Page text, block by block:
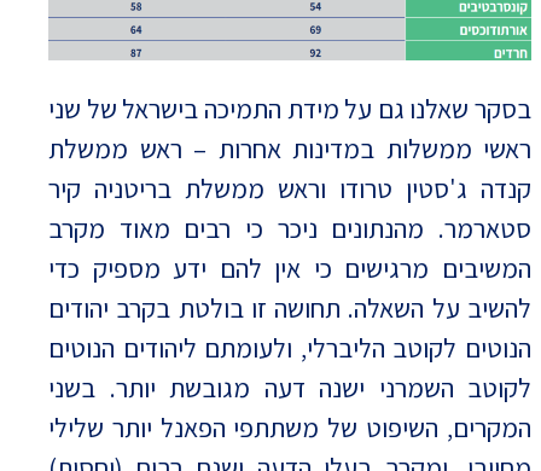
בסקר שאלנו גם על מידת התמיכה בישראל של שני
ראשי ממשלות במדינות אחרות – ראש ממשלת
קנדה ג'סטין טרודו וראש ממשלת בריטניה קיר
סטארמר. מהנתונים ניכר כי רבים מאוד מקרב
המשיבים מרגישים כי אין להם ידע מספיק כדי
להשיב על השאלה. תחושה זו בולטת בקרב יהודים
הנוטים לקוטב הליברלי, ולעומתם ליהודים הנוטים
לקוטב השמרני ישנה דעה מגובשת יותר. בשני
המקרים, השיפוט של משתתפי הפאנל יותר שלילי